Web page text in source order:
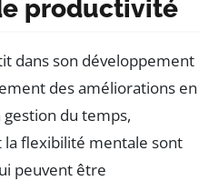
productivité
dans son développement
des améliorations en
du temps,
la flexibilité mentale sont
peuvent être